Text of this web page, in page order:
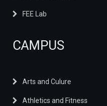
FEE Lab
CAMPUS
Arts and Culure
Athletics and Fitness